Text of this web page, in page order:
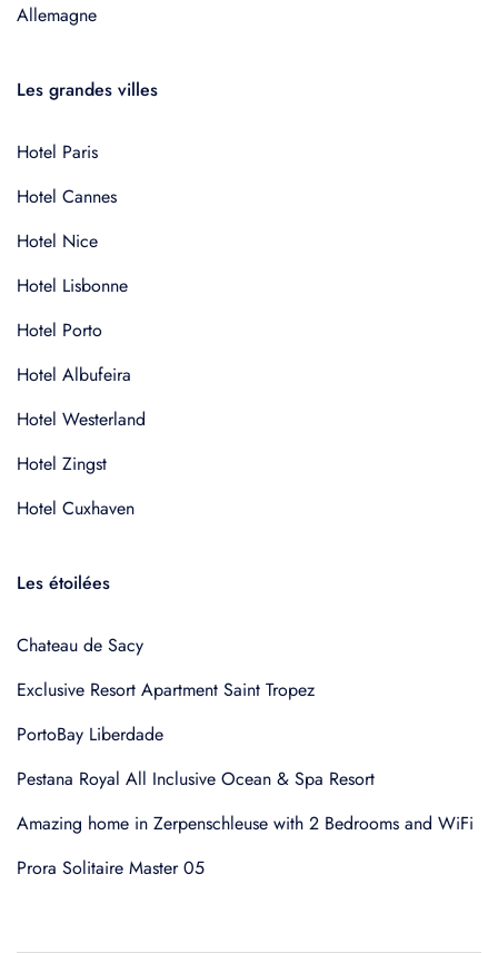
Allemagne
Les grandes villes
Hotel Paris
Hotel Cannes
Hotel Nice
Hotel Lisbonne
Hotel Porto
Hotel Albufeira
Hotel Westerland
Hotel Zingst
Hotel Cuxhaven
Les étoilées
Chateau de Sacy
Exclusive Resort Apartment Saint Tropez
PortoBay Liberdade
Pestana Royal All Inclusive Ocean & Spa Resort
Amazing home in Zerpenschleuse with 2 Bedrooms and WiFi
Prora Solitaire Master 05